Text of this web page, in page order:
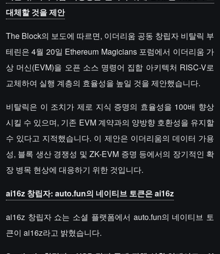
대체할 것을 제안
The Block의 보도에 따르면, 이더리움 공동 창립자 비탈릭 부
테린은 4월 20일 Ethereum Magicians 포럼에서 이더리움 가
상 머신(EVM)을 오픈 소스 명령어 집합 아키텍처 RISC-V로
교체하여 실행 계층의 효율성을 높일 것을 제안했습니다.
비탈릭은 이 조치가 제로 지식 증명의 효율성을 100배 향상
시킬 수 있으며, 기존 EVM 계약과의 양방향 호환성을 유지할
수 있다고 지적했습니다. 이 제안은 이더리움의 데이터 가용
성, 블록 생산 경쟁성 및 ZK-EVM 증명 등에서의 장기적인 확
장 병목 현상에 대응하기 위한 것입니다.
ai16z 창립자: auto.fun의 네이티브 토큰은 ai16z
ai16z 창립자 쇼는 소셜 플랫폼에서 auto.fun의 네이티브 토
큰이 ai16z라고 밝혔습니다.